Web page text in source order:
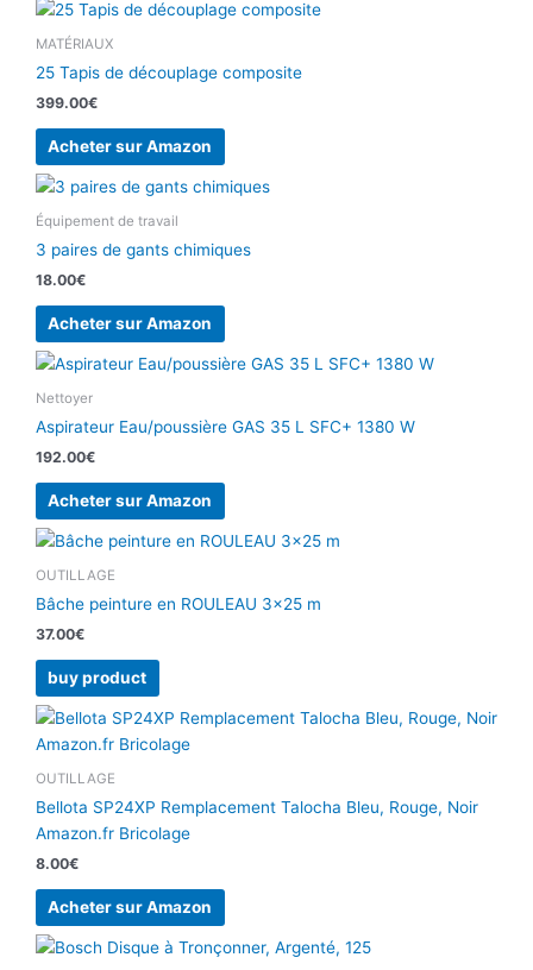
MATÉRIAUX
25 Tapis de découplage composite
399.00€
Acheter sur Amazon
Équipement de travail
3 paires de gants chimiques
18.00€
Acheter sur Amazon
Nettoyer
Aspirateur Eau/poussière GAS 35 L SFC+ 1380 W
192.00€
Acheter sur Amazon
OUTILLAGE
Bâche peinture en ROULEAU 3×25 m
37.00€
buy product
OUTILLAGE
Bellota SP24XP Remplacement Talocha Bleu, Rouge, Noir
Amazon.fr Bricolage
8.00€
Acheter sur Amazon